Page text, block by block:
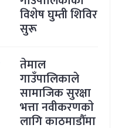
विशेष घुम्ती शिविर
सुरू
तेमाल
गाउँपालिकाले
सामाजिक सुरक्षा
भत्ता नवीकरणकाे
लागि काठमाडौँमा